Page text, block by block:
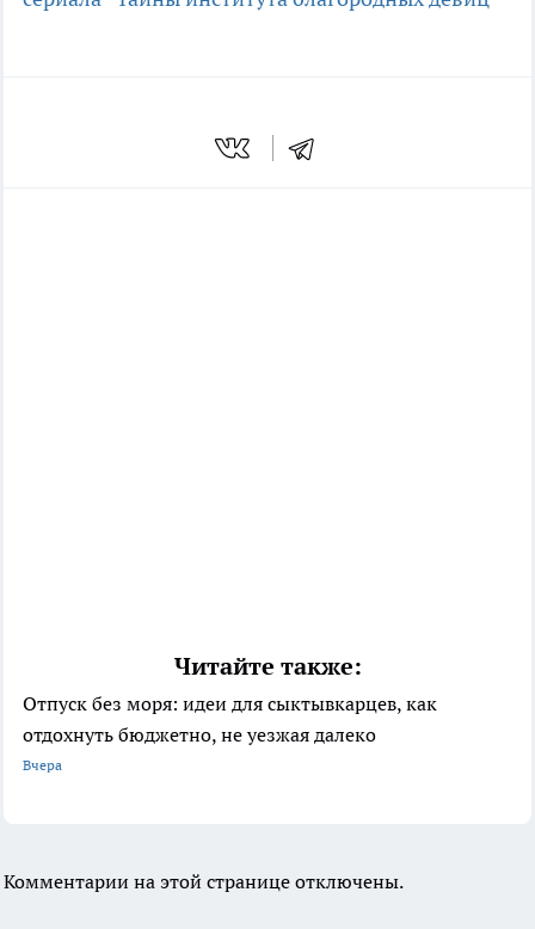
Читайте также:
Отпуск без моря: идеи для сыктывкарцев, как
отдохнуть бюджетно, не уезжая далеко
Вчера
Комментарии на этой странице отключены.